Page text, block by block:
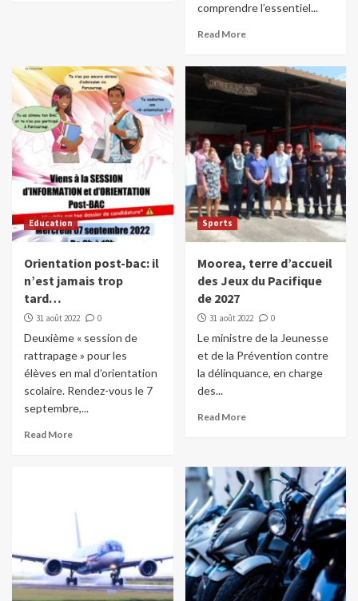
comprendre l’essentiel...
Read More
Education
Orientation post-bac: il
n’est jamais trop
tard…
31 août 2022 0
Deuxième « session de
rattrapage » pour les
élèves en mal d’orientation
scolaire. Rendez-vous le 7
septembre,...
Read More
Sports
Moorea, terre d’accueil
des Jeux du Pacifique
de 2027
31 août 2022 0
Le ministre de la Jeunesse
et de la Prévention contre
la délinquance, en charge
des...
Read More